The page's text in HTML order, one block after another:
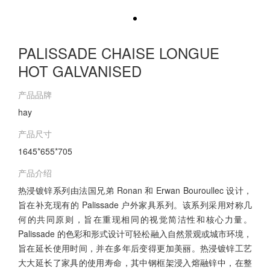
PALISSADE CHAISE LONGUE
HOT GALVANISED
产品品牌
hay
产品尺寸
1645*655*705
产品介绍
热浸镀锌系列由法国兄弟 Ronan 和 Erwan Bouroullec 设计，
旨在补充现有的 Palissade 户外家具系列。该系列采用对称几
何的共同原则，旨在重现相同的视觉简洁性和核心力量。
Palissade 的色彩和形式设计可轻松融入自然景观或城市环境，
旨在延长使用时间，并在多年后变得更加美丽。热浸镀锌工艺
大大延长了家具的使用寿命，其中钢框架浸入熔融锌中，在整